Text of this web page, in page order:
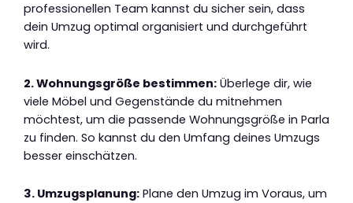
professionellen Team kannst du sicher sein, dass
dein Umzug optimal organisiert und durchgeführt
wird.
2. Wohnungsgröße bestimmen: Überlege dir, wie
viele Möbel und Gegenstände du mitnehmen
möchtest, um die passende Wohnungsgröße in Parla
zu finden. So kannst du den Umfang deines Umzugs
besser einschätzen.
3. Umzugsplanung: Plane den Umzug im Voraus, um